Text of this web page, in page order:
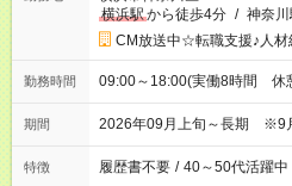
横浜駅から徒歩4分 / 神奈
CM放送中☆転職支援♪人
勤務時間 09:00～18:00(実働8時間 休
期間 2026年09月上旬～長期 ※9
特徴 履歴書不要 / 40～50代活躍中